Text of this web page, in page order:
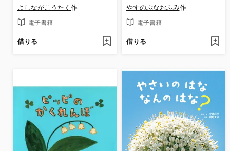
よしながこうたく 作
電子書籍
借りる
やすのぶなおふみ作
電子書籍
借りる